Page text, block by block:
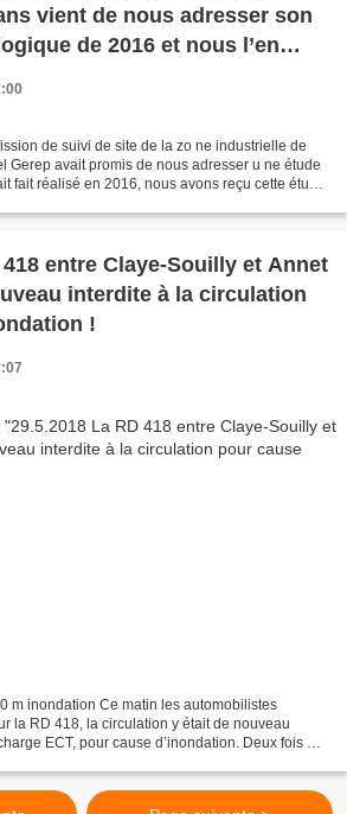
vient de nous adresser son
de 2016 et nous l’en
de suivi de site de la zo ne industrielle de
Gerep avait promis de nous adresser u ne étude
fait réalisé en 2016, nous avons reçu cette étude
418 entre Claye-Souilly et Annet
interdite à la circulation
!
m inondation Ce matin les automobilistes
la RD 418, la circulation y était de nouveau
ECT, pour cause d’inondation. Deux fois en